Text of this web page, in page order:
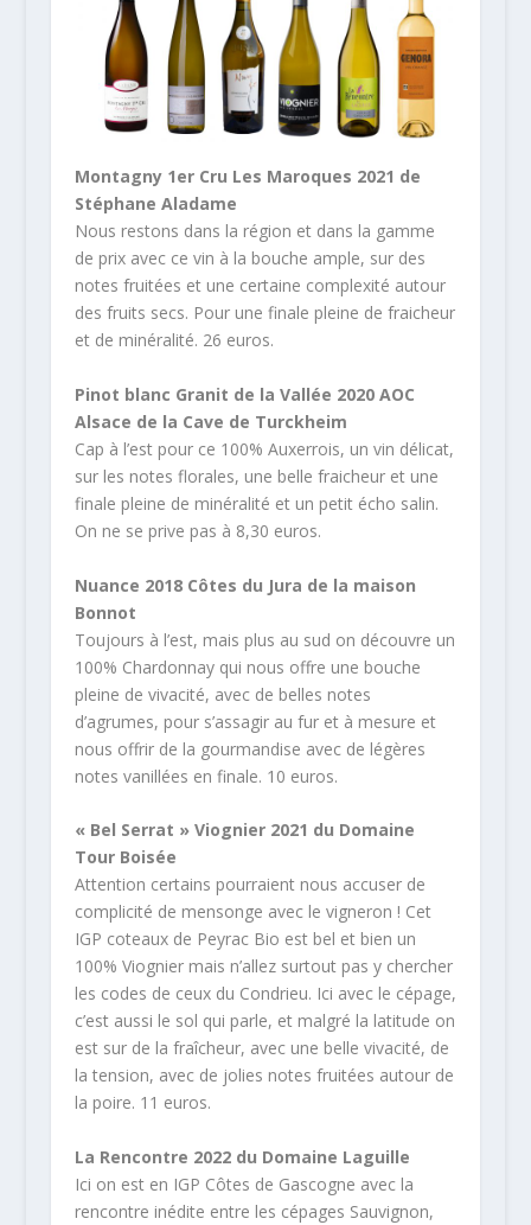
Montagny 1er Cru Les Maroques 2021 de
Stéphane Aladame
Nous restons dans la région et dans la gamme
de prix avec ce vin à la bouche ample, sur des
notes fruitées et une certaine complexité autour
des fruits secs. Pour une finale pleine de fraicheur
et de minéralité. 26 euros.
Pinot blanc Granit de la Vallée 2020 AOC
Alsace de la Cave de Turckheim
Cap à l’est pour ce 100% Auxerrois, un vin délicat,
sur les notes florales, une belle fraicheur et une
finale pleine de minéralité et un petit écho salin.
On ne se prive pas à 8,30 euros.
Nuance 2018 Côtes du Jura de la maison
Bonnot
Toujours à l’est, mais plus au sud on découvre un
100% Chardonnay qui nous offre une bouche
pleine de vivacité, avec de belles notes
d’agrumes, pour s’assagir au fur et à mesure et
nous offrir de la gourmandise avec de légères
notes vanillées en finale. 10 euros.
« Bel Serrat » Viognier 2021 du Domaine
Tour Boisée
Attention certains pourraient nous accuser de
complicité de mensonge avec le vigneron ! Cet
IGP coteaux de Peyrac Bio est bel et bien un
100% Viognier mais n’allez surtout pas y chercher
les codes de ceux du Condrieu. Ici avec le cépage,
c’est aussi le sol qui parle, et malgré la latitude on
est sur de la fraîcheur, avec une belle vivacité, de
la tension, avec de jolies notes fruitées autour de
la poire. 11 euros.
La Rencontre 2022 du Domaine Laguille
Ici on est en IGP Côtes de Gascogne avec la
rencontre inédite entre les cépages Sauvignon,